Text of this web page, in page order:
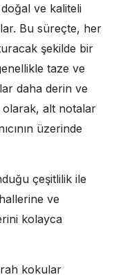
ve kaliteli
Bu süreçte, her
şekilde bir
taze ve
daha derin ve
olarak, alt notalar
üzerinde
çeşitlilik ile
ve
kolayca
kokular